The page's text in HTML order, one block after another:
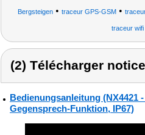
Bergsteigen• traceur GPS-GSM•
traceur wifi
(2) Télécharger
Bedienungsanleitung (NX4421
Gegensprech-Funktion, IP67)